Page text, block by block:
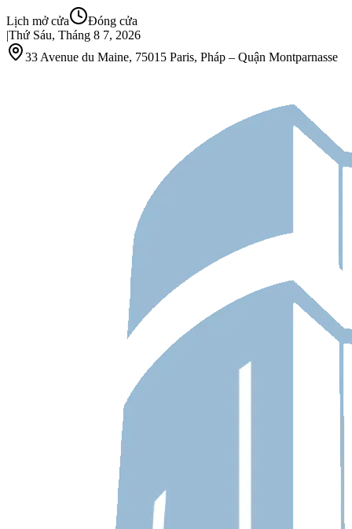
Lịch mở cửa
Đóng cửa
|Thứ Sáu, Tháng 8 7, 2026
33 Avenue du Maine, 75015 Paris, Pháp – Quận Montparnasse